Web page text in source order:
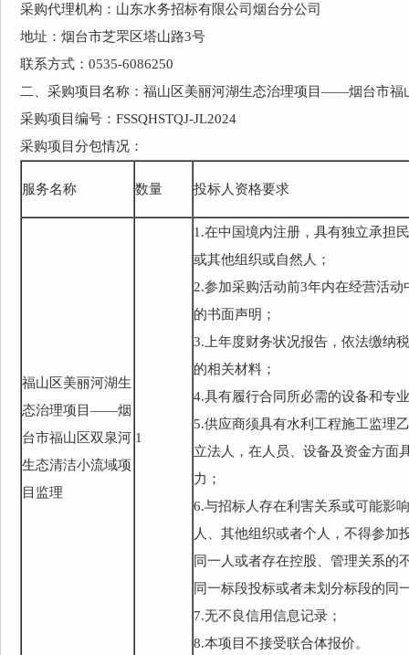
采购代理机构：山东水务招标有限公司烟台分公司
地址：烟台市芝罘区塔山路3号
联系方式：0535-6086250
二、采购项目名称：福山区美丽河湖生态治理项目——烟台市福
采购项目编号：FSSQHSTQJ-JL2024
采购项目分包情况：
服务名称 数量 投标人资格要求
福山区美丽河湖生
态治理项目——烟
台市福山区双泉河
生态清洁小流域项
目监理
1
1.在中国境内注册，具有独立承担
或其他组织或自然人；
2.参加采购活动前3年内在经营活
的书面声明；
3.上年度财务状况报告，依法缴纳
的相关材料；
4.具有履行合同所必需的设备和专
5.供应商须具有水利工程施工监理
立法人，在人员、设备及资金方面
力；
6.与招标人存在利害关系或可能影
人、其他组织或者个人，不得参加
同一人或者存在控股、管理关系的
同一标段投标或者未划分标段的同
7.无不良信用信息记录；
8.本项目不接受联合体报价。